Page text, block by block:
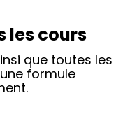
les cours
que toutes les
formule